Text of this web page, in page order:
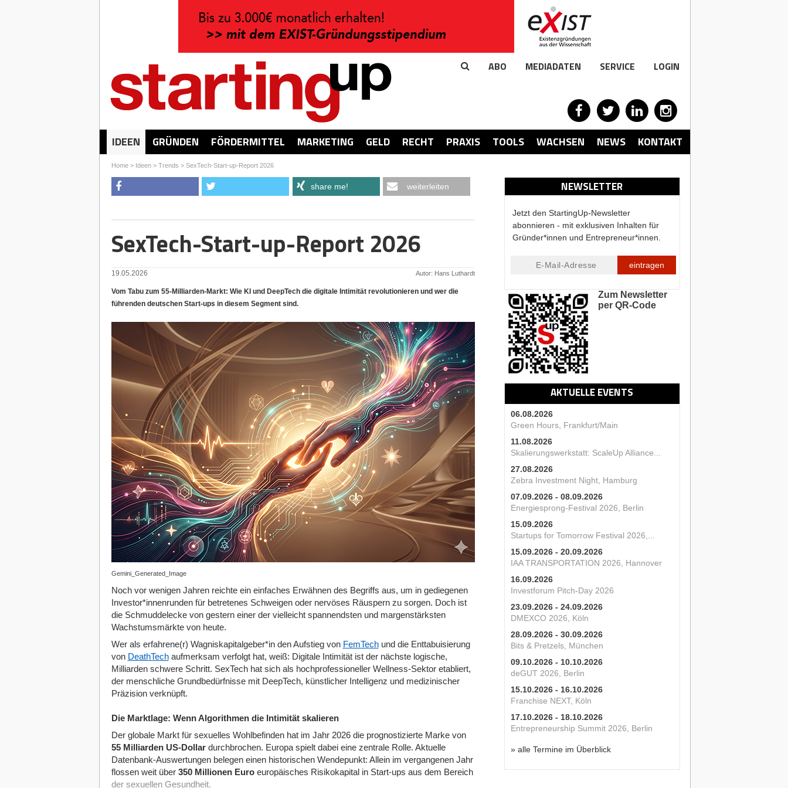
ABO MEDIADATEN SERVICE LOGIN
IDEEN GRÜNDEN FÖRDERMITTEL MARKETING GELD RECHT PRAXIS TOOLS WACHSEN NEWS KONTAKT
Home> Ideen> Trends > SexTech-Start-up-Report 2026
NEWSLETTER
Jetzt den StartingUp-Newsletter
abonnieren - mit exklusiven Inhalten für
Gründer*innen und Entrepreneur*innen.
eintragen
Zum Newsletter
per QR-Code
AKTUELLE EVENTS
06.08.2026
Green Hours, Frankfurt/Main
11.08.2026
Skalierungswerkstatt: ScaleUp Alliance...
27.08.2026
Zebra Investment Night, Hamburg
07.09.2026 - 08.09.2026
Energiesprong-Festival 2026, Berlin
15.09.2026
Startups for Tomorrow Festival 2026,...
15.09.2026 - 20.09.2026
IAA TRANSPORTATION 2026, Hannover
16.09.2026
Investforum Pitch-Day 2026
23.09.2026 - 24.09.2026
DMEXCO 2026, Köln
28.09.2026 - 30.09.2026
Bits & Pretzels, München
09.10.2026 - 10.10.2026
deGUT 2026, Berlin
15.10.2026 - 16.10.2026
Franchise NEXT, Köln
17.10.2026 - 18.10.2026
Entrepreneurship Summit 2026, Berlin
» alle Termine im Überblick
share me! weiterleiten
SexTech-Start-up-Report 2026
19.05.2026 Autor: Hans Luthardt
Vom Tabu zum 55-Milliarden-Markt: Wie KI und DeepTech die digitale Intimität revolutionieren und wer die
führenden deutschen Start-ups in diesem Segment sind.
Gemini_Generated_Image
Noch vor wenigen Jahren reichte ein einfaches Erwähnen des Begriffs aus, um in gediegenen
Investor*innenrunden für betretenes Schweigen oder nervöses Räuspern zu sorgen. Doch ist
die Schmuddelecke von gestern einer der vielleicht spannendsten und margenstärksten
Wachstumsmärkte von heute.
Wer als erfahrene(r) Wagniskapitalgeber*in den Aufstieg von FemTechund die Enttabuisierung
von DeathTechaufmerksam verfolgt hat, weiß: Digitale Intimität ist der nächste logische,
Milliarden schwere Schritt. SexTech hat sich als hochprofessioneller Wellness-Sektor etabliert,
der menschliche Grundbedürfnisse mit DeepTech, künstlicher Intelligenz und medizinischer
Präzision verknüpft.
Die Marktlage: Wenn Algorithmen die Intimität skalieren
Der globale Markt für sexuelles Wohlbefinden hat im Jahr 2026 die prognostizierte Marke von
55 Milliarden US-Dollardurchbrochen. Europa spielt dabei eine zentrale Rolle. Aktuelle
Datenbank-Auswertungen belegen einen historischen Wendepunkt: Allein im vergangenen Jahr
flossen weit über 350 Millionen Euroeuropäisches Risikokapital in Start-ups aus dem Bereich
der sexuellen Gesundheit.